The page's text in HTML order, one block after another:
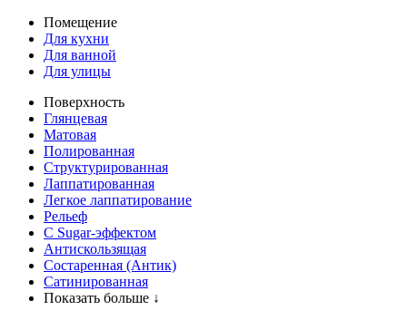
Помещение
Для кухни
Для ванной
Для улицы
Поверхность
Глянцевая
Матовая
Полированная
Структурированная
Лаппатированная
Легкое лаппатирование
Рельеф
С Sugar-эффектом
Антискользящая
Состаренная (Антик)
Сатинированная
Показать больше ↓